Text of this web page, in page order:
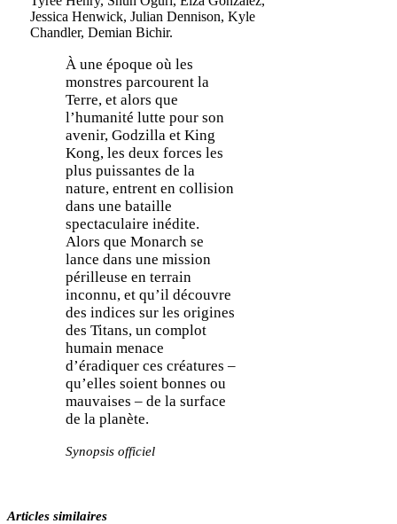
Jessica Henwick, Julian Dennison, Kyle
Chandler, Demian Bichir.
À une époque où les
monstres parcourent la
Terre, et alors que
l’humanité lutte pour son
avenir, Godzilla et King
Kong, les deux forces les
plus puissantes de la
nature, entrent en collision
dans une bataille
spectaculaire inédite.
Alors que Monarch se
lance dans une mission
périlleuse en terrain
inconnu, et qu’il découvre
des indices sur les origines
des Titans, un complot
humain menace
d’éradiquer ces créatures –
qu’elles soient bonnes ou
mauvaises – de la surface
de la planète.
Synopsis officiel
Articles similaires